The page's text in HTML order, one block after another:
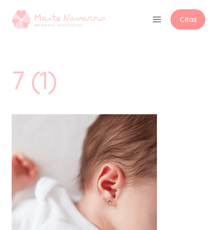
Citas
7 (1)